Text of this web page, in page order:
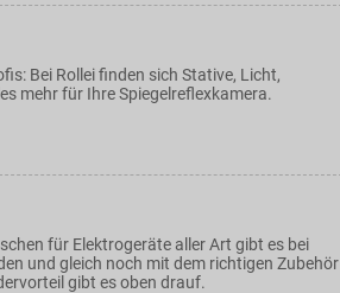
Bei Rollei finden sich Stative, Licht,
mehr für Ihre Spiegelreflexkamera.
für Elektrogeräte aller Art gibt es bei
und gleich noch mit dem richtigen Zubehör
gibt es oben drauf.